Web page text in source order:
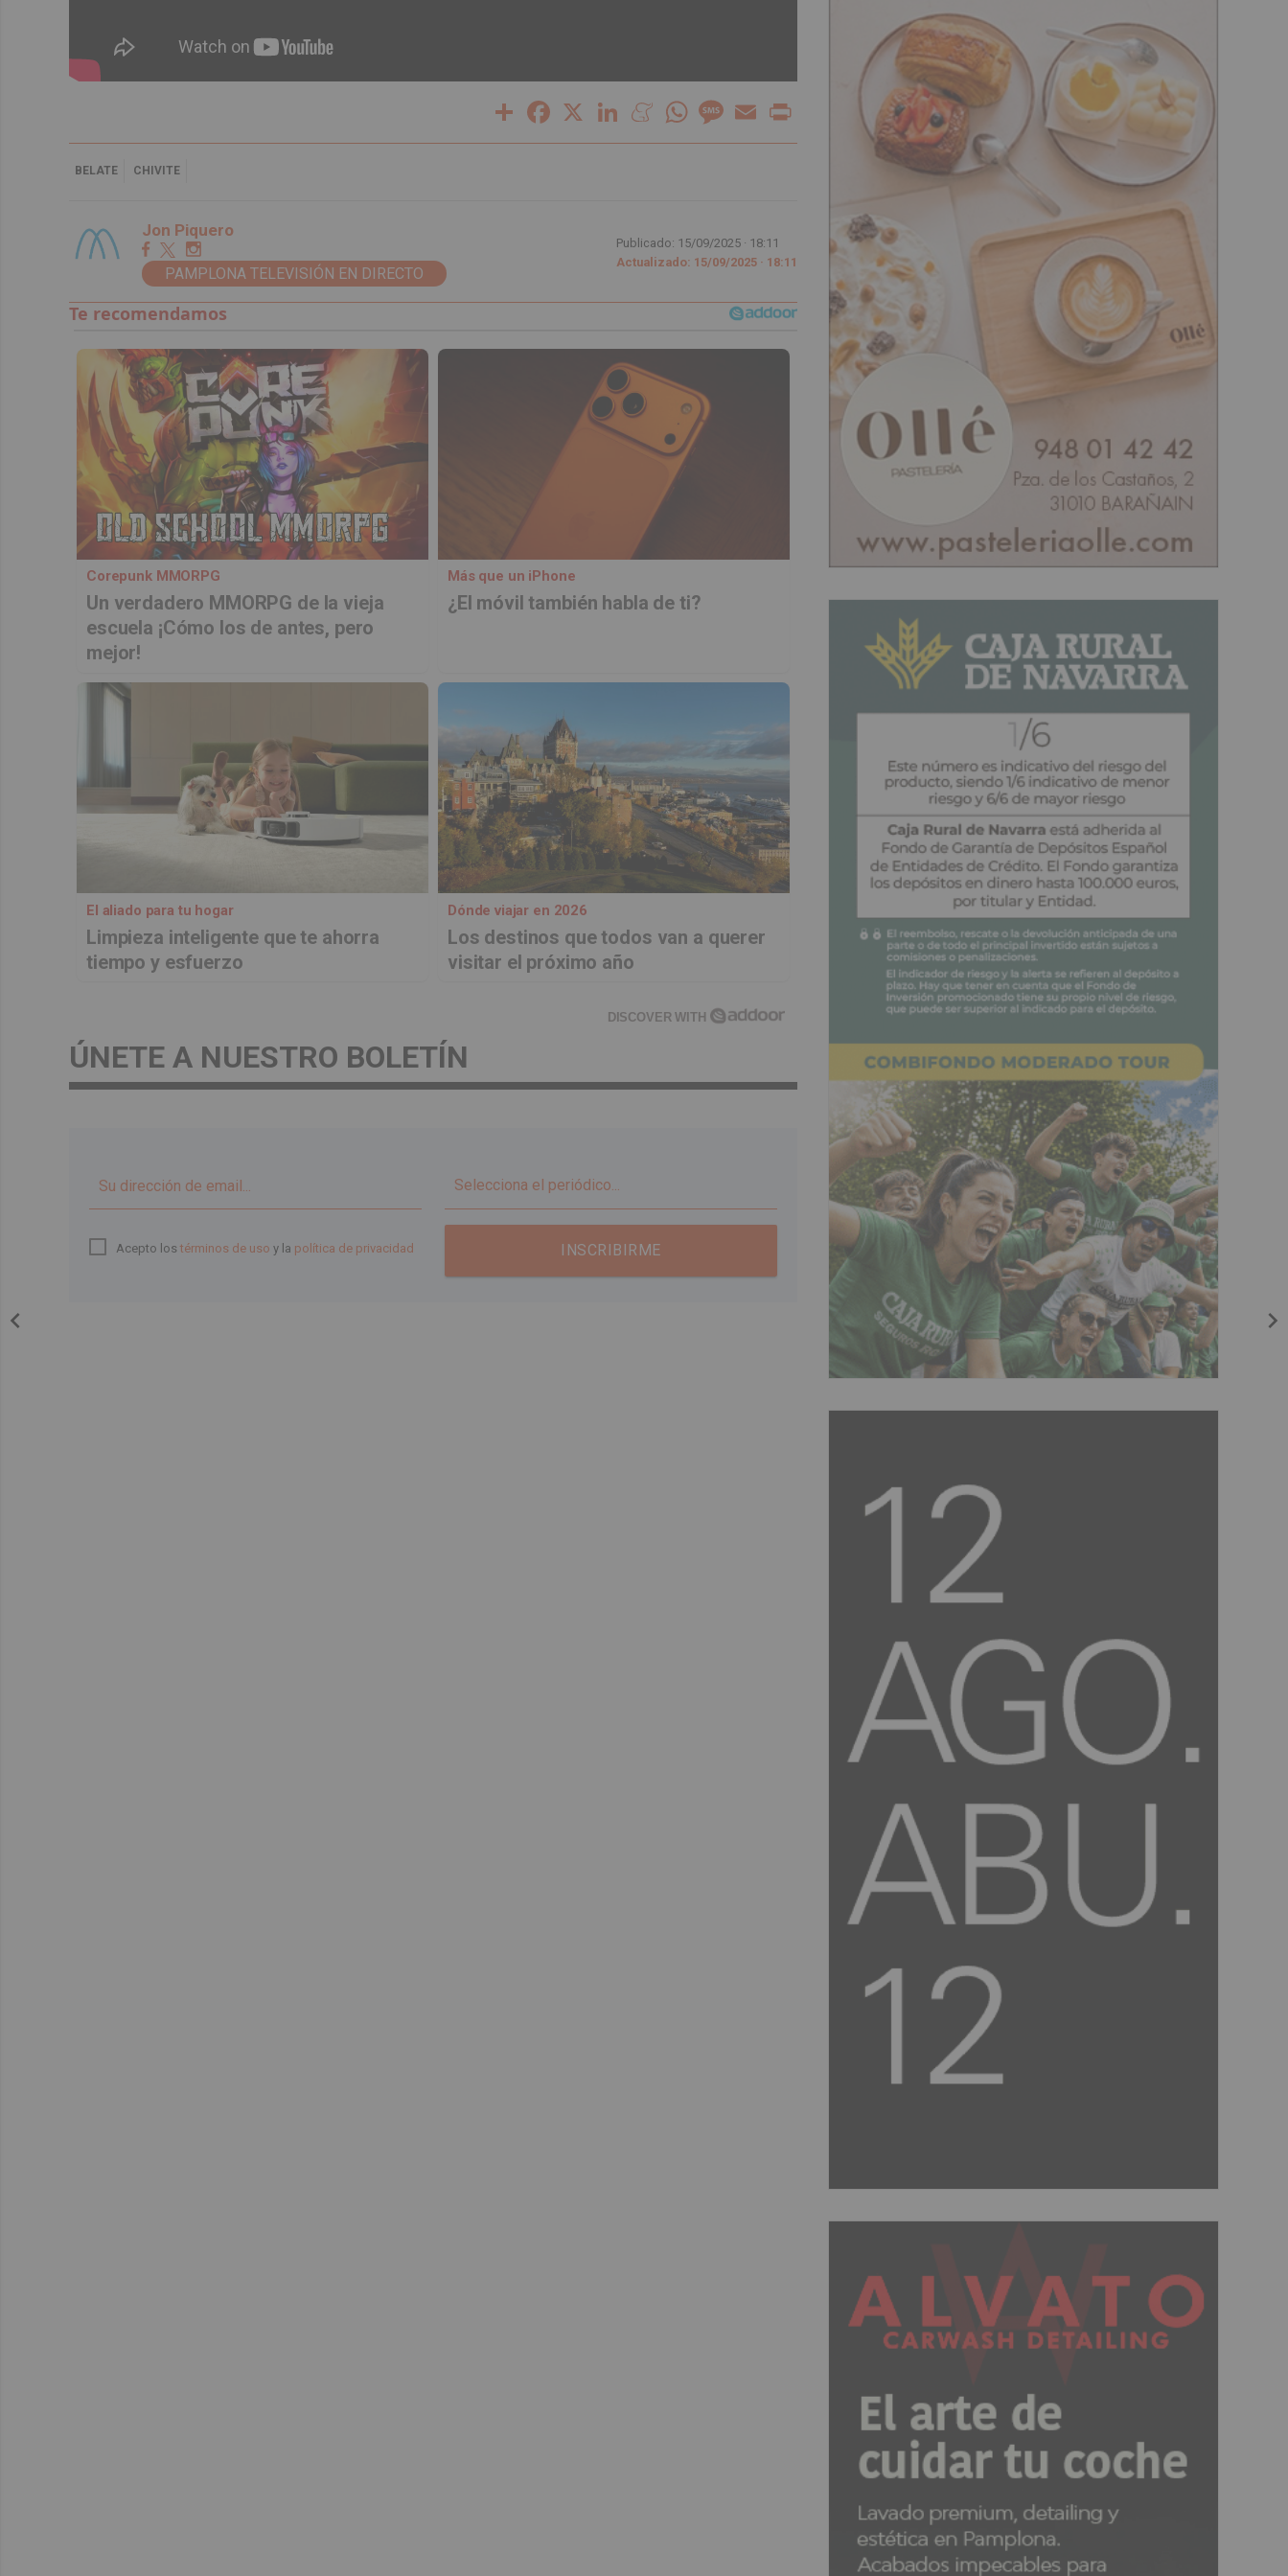
Share Facebook LinkedInMeneameWhatsAppMessage
Email
BELATE CHIVITE
Jon Piquero
PAMPLONA TELEVISIÓN EN DIRECTO
Publicado: 15/09/2025 · 18:11
Actualizado: 15/09/2025 · 18:11
Corepunk MMORPG
Un verdadero MMORPG de la vieja
escuela ¡Cómo los de antes, pero
mejor!
Más que un iPhone
¿El móvil también habla de ti?
El aliado para tu hogar
Limpieza inteligente que te ahorra
tiempo y esfuerzo
Dónde viajar en 2026
Los destinos que todos van a querer
visitar el próximo año
DISCOVER WITH
ÚNETE A NUESTRO BOLETÍN
Acepto los términos de uso y la política de privacidad INSCRIBIRME